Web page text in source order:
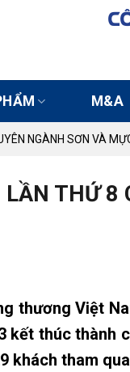
M&A
NGÀNH SƠN VÀ
THỨ 8
thương Việt
kết thúc
khách tham